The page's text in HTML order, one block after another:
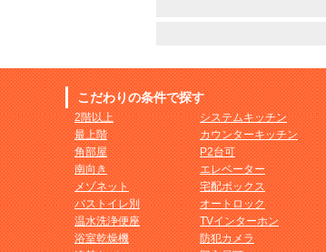
こだわりの条件で探す
2階以上
最上階
角部屋
南向き
メゾネット
バストイレ別
温水洗浄便座
浴室乾燥機
システムキッチン
カウンターキッチン
P2台可
エレベーター
宅配ボックス
オートロック
TVインターホン
防犯カメラ